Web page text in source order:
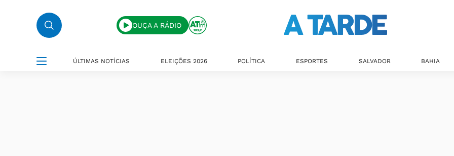
OUÇA A RÁDIO
ÚLTIMAS NOTÍCIAS ELEIÇÕES 2026 POLÍTICA ESPORTES SALVADOR BAHIA